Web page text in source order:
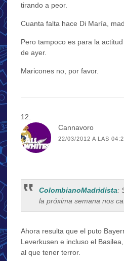
tirando a peor.
Cuanta falta hace Di María,
Pero tampoco es para la
de ayer.
Maricones no, por favor.
Cannavoro
22/03/2012 A LAS
ColombianoMadridista:
la próxima semana nos
Ahora resulta que el puto
Leverkusen e incluso el
al que tener terror.